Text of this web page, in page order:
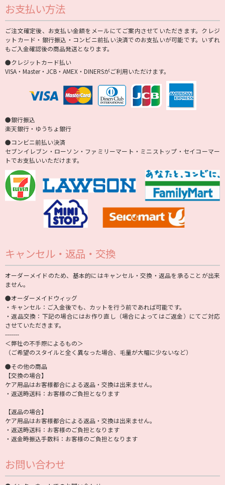
お支払い方法
ご注文確定後、お支払い金額をメールにてご案内させていただきます。クレジ
ットカード・銀行振込・コンビニ前払い決済でのお支払いが可能です。いずれ
もご入金確認後の商品発送となります。
●クレジットカード払い
VISA・Master・JCB・AMEX・DINERSがご利用いただけます。
●銀行振込
楽天銀行・ゆうちょ銀行
●コンビニ前払い決済
セブンイレブン・ローソン・ファミリーマート・ミニストップ・セイコーマー
トでお支払いいただけます。
キャンセル・返品・交換
オーダーメイドのため、基本的にはキャンセル・交換・返品を承ることが出来
ません。
●オーダーメイドウィッグ
・キャンセル：ご入金後でも、カットを行う前であれば可能です。
・返品交換：下記の場合にはお作り直し（場合によってはご返金）にてご対応
させていただきます。
-------
＜弊社の不手際によるもの＞
（ご希望のスタイルと全く異なった場合、毛量が大幅に少ないなど）
●その他の商品
【交換の場合】
ケア用品はお客様都合による返品・交換は出来ません。
・返送時送料：お客様のご負担となります
【返品の場合】
ケア用品はお客様都合による返品・交換は出来ません。
・返送時送料：お客様のご負担となります
・返金時振込手数料：お客様のご負担となります
お問い合わせ